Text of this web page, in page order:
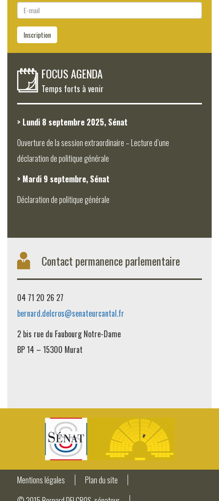
E-
mail
Inscription
FOCUS AGENDA
Temps forts à venir
> Lundi 8 septembre 2025, Sénat
Ouverture de la session extraordinaire – Lecture d’une
déclaration de politique générale
> Mardi 9 septembre, Sénat
Déclaration de politique générale
Contact permanence parlementaire
04 71 20 26 27
bernard.delcros@senateurcantal.fr
2 bis rue du Faubourg Notre-Dame
BP 14 – 15300 Murat
Mentions légales
Plan du site